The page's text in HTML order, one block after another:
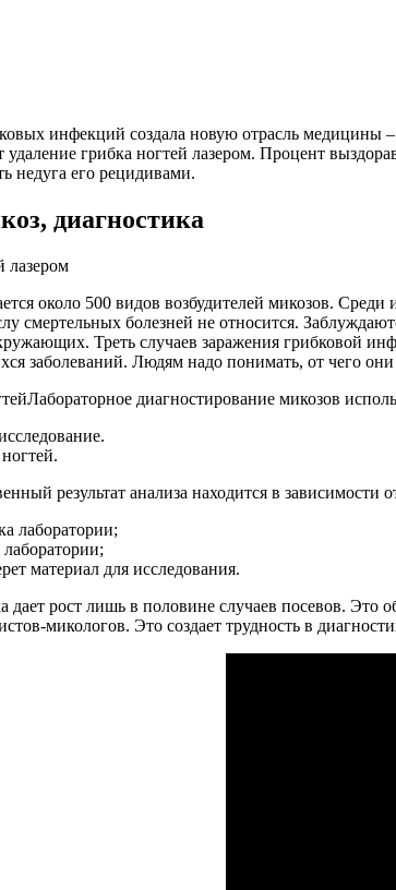
инфекций создала новую отрасль
удаление грибка ногтей лазером. Процент
недуга его рецидивами.
диагностика
около 500 видов возбудителей микозов.
смертельных болезней не относится.
Треть случаев заражения грибковой
заболеваний. Людям надо понимать, от чего
Лабораторное диагностирование микозов
результат анализа находится в зависимости
лаборатории;
материал для исследования.
дает рост лишь в половине случаев посевов. Это
микологов. Это создает трудность в